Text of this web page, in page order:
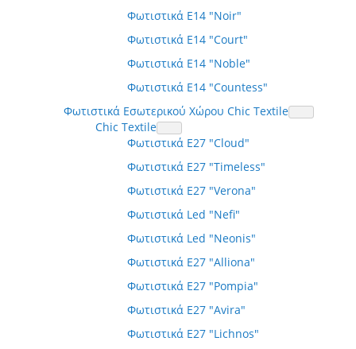
Φωτιστικά E14 "Noir"
Φωτιστικά E14 "Court"
Φωτιστικά E14 "Noble"
Φωτιστικά E14 "Countess"
Φωτιστικά Εσωτερικού Χώρου Chic Textile
Chic Textile
Φωτιστικά E27 "Cloud"
Φωτιστικά E27 "Timeless"
Φωτιστικά E27 "Verona"
Φωτιστικά Led "Nefi"
Φωτιστικά Led "Neonis"
Φωτιστικά E27 "Alliona"
Φωτιστικά E27 "Pompia"
Φωτιστικά E27 "Avira"
Φωτιστικά E27 "Lichnos"